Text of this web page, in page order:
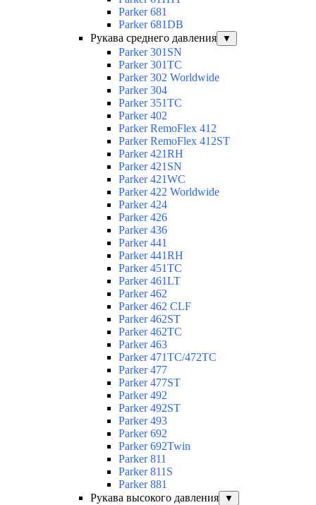
Parker 681
Parker 681DB
Рукава среднего давления
▼
Parker 301SN
Parker 301TC
Parker 302 Worldwide
Parker 304
Parker 351TC
Parker 402
Parker RemoFlex 412
Parker RemoFlex 412ST
Parker 421RH
Parker 421SN
Parker 421WC
Parker 422 Worldwide
Parker 424
Parker 426
Parker 436
Parker 441
Parker 441RH
Parker 451TC
Parker 461LT
Parker 462
Parker 462 CLF
Parker 462ST
Parker 462TC
Parker 463
Parker 471TC/472TC
Parker 477
Parker 477ST
Parker 492
Parker 492ST
Parker 493
Parker 692
Parker 692Twin
Parker 811
Parker 811S
Parker 881
Рукава высокого давления
▼